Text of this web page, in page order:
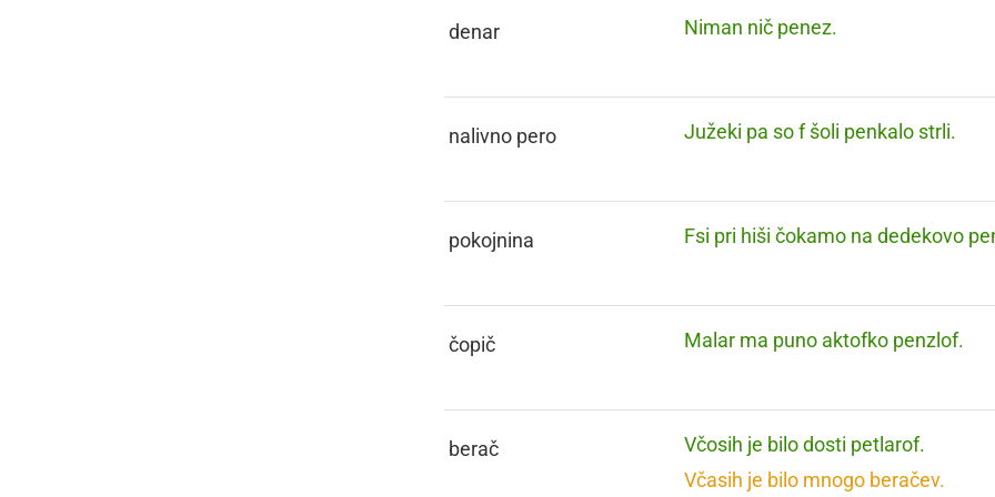
denar Niman nič penez.
nalivno pero Južeki pa so f šoli penkalo strli.
pokojnina Fsi pri hiši čokamo na dedekovo
čopič Malar ma puno aktofko penzlof.
berač
Včosih je bilo dosti petlarof.
Včasih je bilo mnogo beračev.